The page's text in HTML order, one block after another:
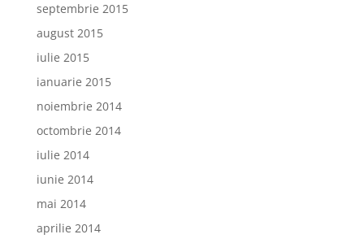
septembrie 2015
august 2015
iulie 2015
ianuarie 2015
noiembrie 2014
octombrie 2014
iulie 2014
iunie 2014
mai 2014
aprilie 2014